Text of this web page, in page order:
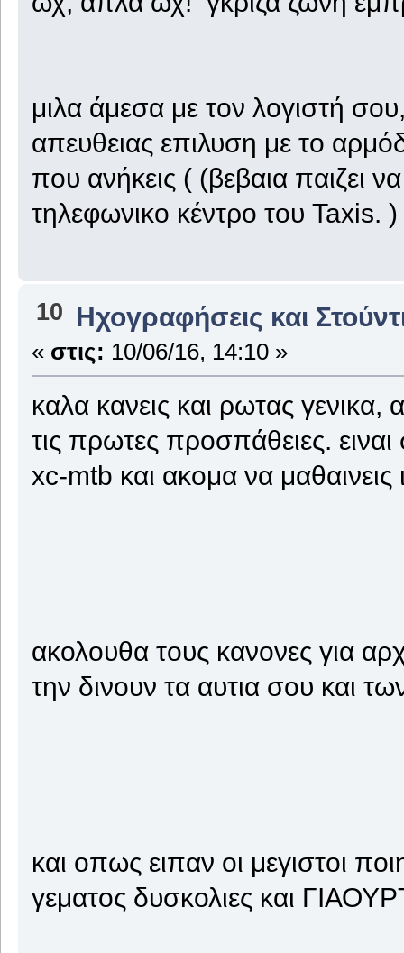
μιλα άμεσα με τον λογιστή
απευθειας επιλυση με το
που ανήκεις ( (βεβαια παιζει
τηλεφωνικο κέντρο του Taxis. )
10 Ηχογραφήσεις και
« στις: 10/06/16, 14:10 »
καλα κανεις και ρωτας
τις πρωτες προσπάθειες.
xc-mtb και ακομα να μαθαινεις
ακολουθα τους κανονες για
την δινουν τα αυτια σου και
και οπως ειπαν οι μεγιστοι
γεματος δυσκολιες και